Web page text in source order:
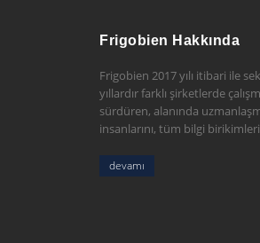
Frigobien Hakkında
Frigobien 2017 yılı itibari ile
yıllardır farklı şirketlerde
sürdüren, alanında
insanlarını, tüm bilgi
devamı